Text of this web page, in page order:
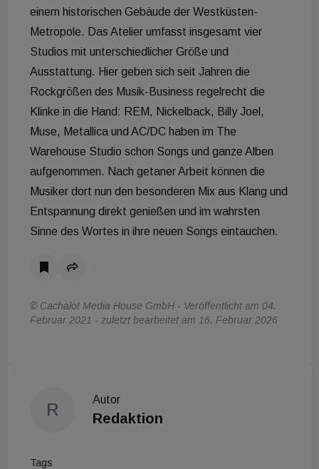
einem historischen Gebäude der Westküsten-
Metropole. Das Atelier umfasst insgesamt vier
Studios mit unterschiedlicher Größe und
Ausstattung. Hier geben sich seit Jahren die
Rockgrößen des Musik-Business regelrecht die
Klinke in die Hand: REM, Nickelback, Billy Joel,
Muse, Metallica und AC/DC haben im The
Warehouse Studio schon Songs und ganze Alben
aufgenommen. Nach getaner Arbeit können die
Musiker dort nun den besonderen Mix aus Klang und
Entspannung direkt genießen und im wahrsten
Sinne des Wortes in ihre neuen Songs eintauchen.
© Cachalot Media House GmbH - Veröffentlicht am 04.
Februar 2021 - zuletzt bearbeitet am 16. Februar 2026
R
Autor
Redaktion
Tags